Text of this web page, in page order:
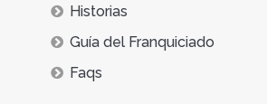
Historias
Guía del Franquiciado
Faqs